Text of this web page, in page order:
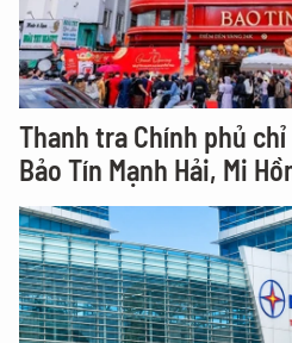
Thanh tra Chính phủ
Bảo Tín Mạnh Hải, Mi